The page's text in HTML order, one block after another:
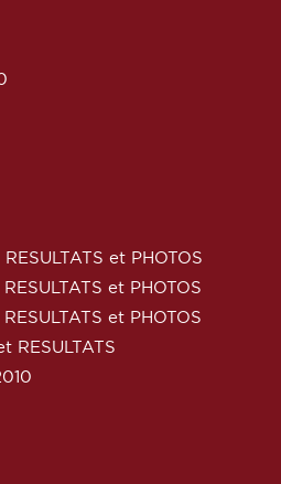
et PHOTOS
et PHOTOS
et PHOTOS
RESULTATS